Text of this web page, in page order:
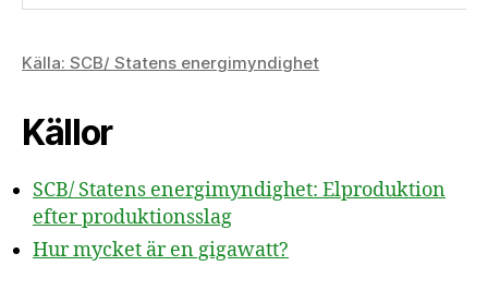
Källa: SCB/ Statens energimyndighet
Källor
SCB/ Statens energimyndighet: Elproduktion
efter produktionsslag
Hur mycket är en gigawatt?